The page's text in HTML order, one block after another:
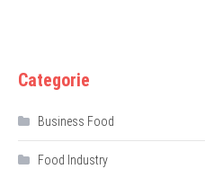
Categorie
Business Food
Food Industry